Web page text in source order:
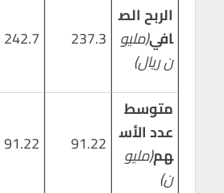
الربح الص
افي(مليو
ن ريال)
237.3
242.7
متوسط
عدد الأس
هم(مليو
ن)
91.22
91.22